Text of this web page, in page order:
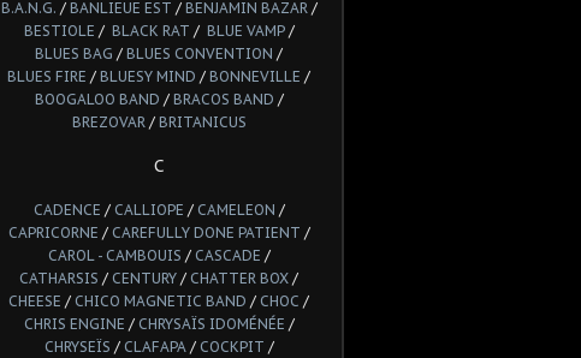
B.A.N.G. / BANLIEUE EST / BENJAMIN BAZAR/
BESTIOLE / BLACK RAT / BLUE VAMP/
BLUES BAG / BLUES CONVENTION /
BLUES FIRE / BLUESY MIND / BONNEVILLE /
BOOGALOO BAND / BRACOS BAND /
BREZOVAR/ BRITANICUS
C
CADENCE / CALLIOPE / CAMELEON /
CAPRICORNE / CAREFULLY DONE PATIENT /
CAROL - CAMBOUIS / CASCADE /
CATHARSIS / CENTURY / CHATTER BOX /
CHEESE / CHICO MAGNETIC BAND / CHOC /
CHRIS ENGINE / CHRYSAÏS IDOMÉNÉE /
CHRYSEÏS / CLAFAPA/ COCKPIT /